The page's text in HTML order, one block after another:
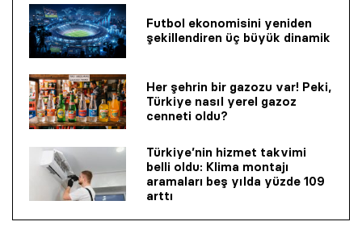
Futbol ekonomisini yeniden
şekillendiren üç büyük dinamik
Her şehrin bir gazozu var! Peki,
Türkiye nasıl yerel gazoz
cenneti oldu?
Türkiye’nin hizmet takvimi
belli oldu: Klima montajı
aramaları beş yılda yüzde 109
arttı